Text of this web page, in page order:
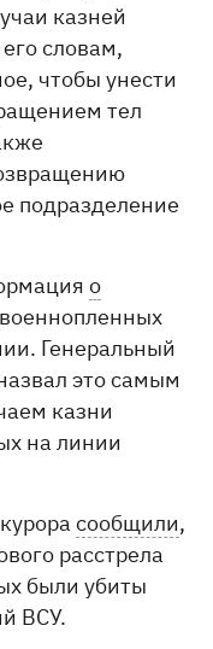
казней
словам,
чтобы унести
тел
подразделение
о
Генеральный
это самым
казни
на линии
сообщили,
расстрела
были убиты
ВСУ.